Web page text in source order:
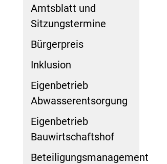
Amtsblatt und
Sitzungstermine
Bürgerpreis
Inklusion
Eigenbetrieb
Abwasserentsorgung
Eigenbetrieb
Bauwirtschaftshof
Beteiligungsmanagement